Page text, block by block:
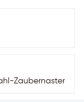
Zaubernaster